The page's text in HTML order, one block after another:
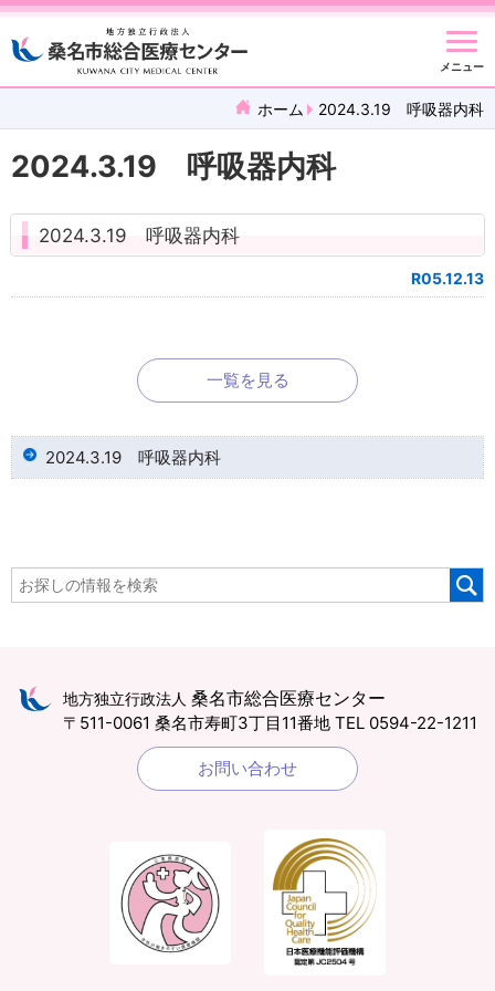
メニュー
ホーム 2024.3.19 呼吸器内科
2024.3.19 呼吸器内科
2024.3.19 呼吸器内科
R05.12.13
一覧を見る
2024.3.19 呼吸器内科
地方独立行政法人 桑名市総合医療センター
〒511-0061 桑名市寿町3丁目11番地 TEL 0594-22-1211
お問い合わせ